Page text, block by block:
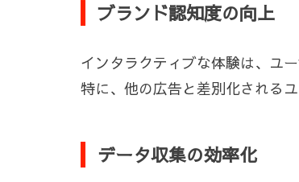
ブランド認知度の向上
インタラクティブな体験は、ユ
特に、他の広告と差別化される
データ収集の効率化